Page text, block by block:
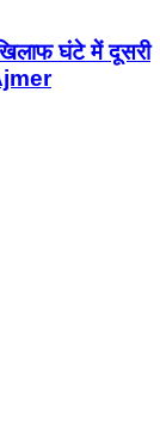
घंटे में दूसरी